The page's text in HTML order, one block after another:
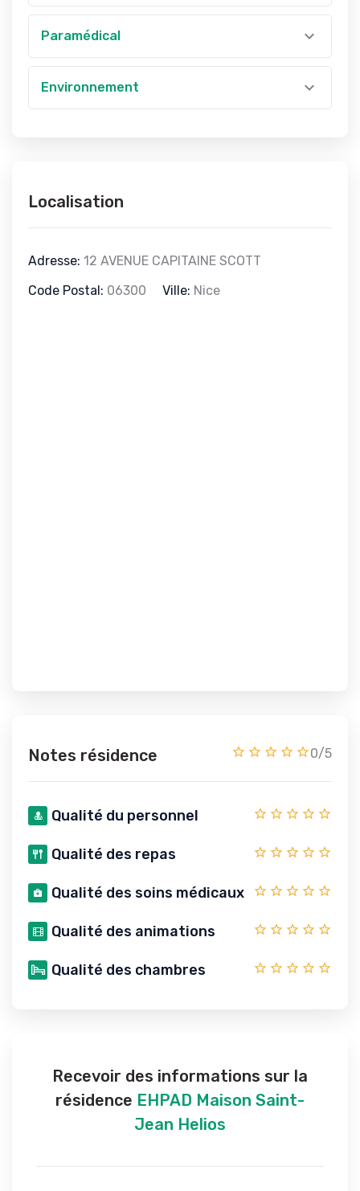
Paramédical
Environnement
Localisation
Adresse: 12 AVENUE CAPITAINE SCOTT
Code Postal: 06300 Ville: Nice
Notes résidence 0/5
Qualité du personnel
Qualité des repas
Qualité des soins médicaux
Qualité des animations
Qualité des chambres
Recevoir des informations sur la
résidence EHPAD Maison Saint-
Jean Helios